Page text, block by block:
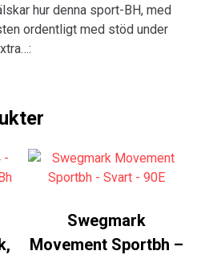
hur denna sport-BH, med
ordentligt med stöd under
Swegmark
Movement Sportbh –